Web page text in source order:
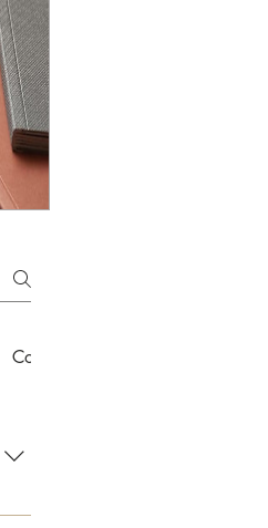
Contact & Advies